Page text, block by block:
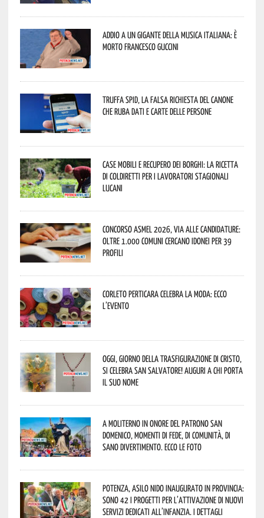
Addio a un gigante della musica italiana: è
morto Francesco Guccini
Truffa Spid, la falsa richiesta del canone
che ruba dati e carte delle persone
Case mobili e recupero dei borghi: la ricetta
di Coldiretti per i lavoratori stagionali
lucani
Concorso Asmel 2026, via alle candidature:
oltre 1.000 Comuni cercano idonei per 39
profili
Corleto Perticara celebra la moda: ecco
l’evento
Oggi, giorno della Trasfigurazione di Cristo,
si celebra San Salvatore! Auguri a chi porta
il suo nome
A Moliterno in onore del Patrono San
Domenico, momenti di fede, di comunità, di
sano divertimento. Ecco le foto
Potenza, asilo nido inaugurato in provincia:
sono 42 i progetti per l’attivazione di nuovi
servizi dedicati all’infanzia. I dettagli